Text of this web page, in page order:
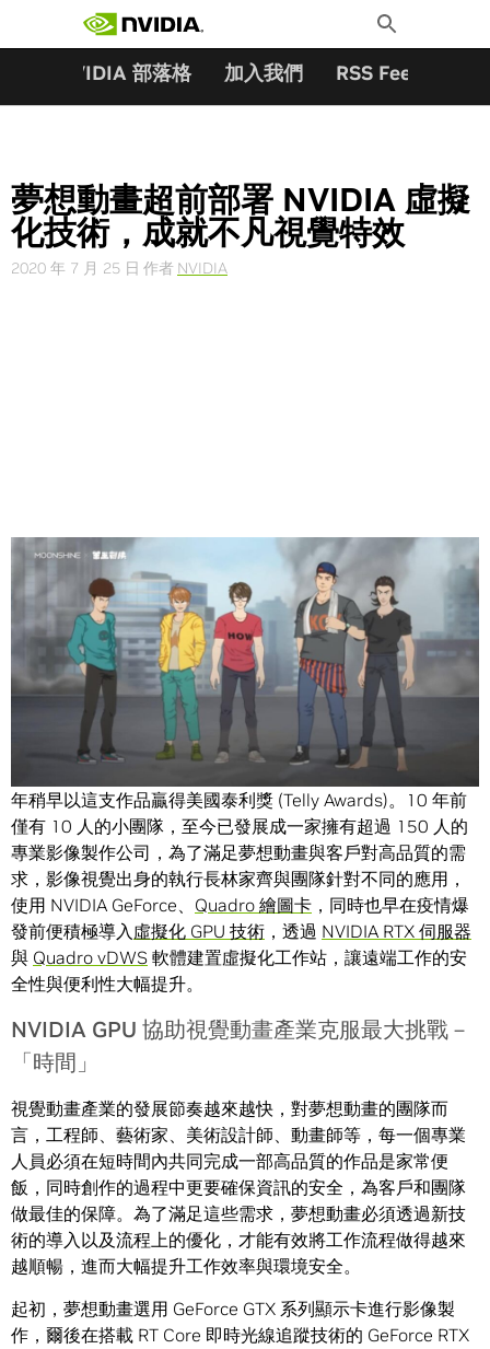
Toggle
Search
NVIDIA 部落格 加入我們 RSS Feeds
夢想動畫超前部署 NVIDIA 虛擬
化技術，成就不凡視覺特效
2020 年 7 月 25 日 作者 NVIDIA
Share
台灣首屈一指的動畫與視覺特效公司 夢想動畫，在 2019 年
以一支星宇航空的機上安全影片引起國際熱烈討論，更在今
年稍早以這支作品贏得美國泰利獎 (Telly Awards)。10 年前
僅有 10 人的小團隊，至今已發展成一家擁有超過 150 人的
專業影像製作公司，為了滿足夢想動畫與客戶對高品質的需
求，影像視覺出身的執行長林家齊與團隊針對不同的應用，
使用 NVIDIA GeForce、 Quadro 繪圖卡 ，同時也早在疫情爆
發前便積極導入虛擬化 GPU 技術 ，透過 NVIDIA RTX 伺服器
與 Quadro vDWS 軟體建置虛擬化工作站，讓遠端工作的安
全性與便利性大幅提升。
NVIDIA GPU 協助視覺動畫產業克服最大挑戰－
「時間」
視覺動畫產業的發展節奏越來越快，對夢想動畫的團隊而
言，工程師、藝術家、美術設計師、動畫師等，每一個專業
人員必須在短時間內共同完成一部高品質的作品是家常便
飯，同時創作的過程中更要確保資訊的安全，為客戶和團隊
做最佳的保障。為了滿足這些需求，夢想動畫必須透過新技
術的導入以及流程上的優化，才能有效將工作流程做得越來
越順暢，進而大幅提升工作效率與環境安全。
起初，夢想動畫選用 GeForce GTX 系列顯示卡進行影像製
作，爾後在搭載 RT Core 即時光線追蹤技術的 GeForce RTX